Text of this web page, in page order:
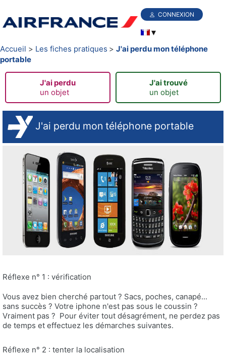
CONNEXION
Accueil Les fiches pratiques
J'ai perdu mon téléphone
portable
J'ai perdu
un objet
J'ai trouvé
un objet
J'ai perdu mon téléphone portable
Réflexe n° 1 : vérification
Vous avez bien cherché partout ? Sacs, poches, canapé...
sans succès ? Votre iphone n'est pas sous le coussin ?
Vraiment pas ? Pour éviter tout désagrément, ne perdez pas
de temps et effectuez les démarches suivantes.
Réflexe n° 2 : tenter la localisation